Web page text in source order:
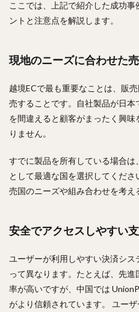
ここでは、上記で紹介した成功
ントと注意点を解説します。
現地のニーズに合わせた
越境ECで最も重要なことは、販
売することです。自社製品が日
を間違えると顧客がまったく興
りません。
すでに製品を所有している場合
として最適な国を選択してくだ
売国のニーズや組み合わせを考え
安全でアクセスしやすい
ユーザーが利用しやすい決済シ
って異なります。たとえば、先
率が高いですが、中国では
がより信頼されています。 ユー